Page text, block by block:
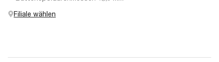
Filiale wählen